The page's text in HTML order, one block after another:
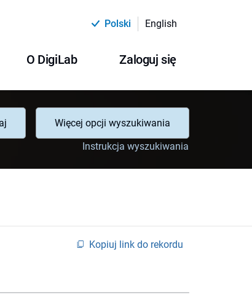
Polski English
O DigiLab Zaloguj się
Więcej opcji wyszukiwania
Instrukcja wyszukiwania
Kopiuj link do rekordu